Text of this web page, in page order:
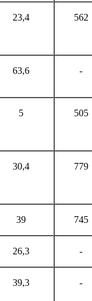
23,4 562
63,6 -
5 505
30,4 779
39 745
26,3 -
39,3 -